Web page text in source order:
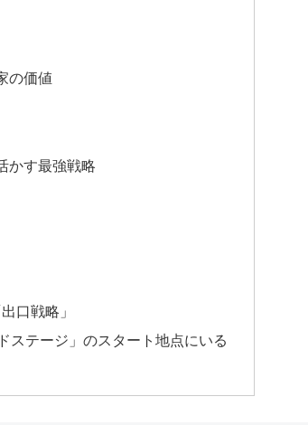
の価値
かす最強戦略
口戦略」
ステージ」のスタート地点にいる